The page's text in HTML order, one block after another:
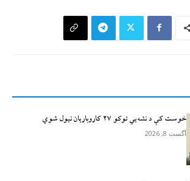
خوست کې د نشه‌يي توکو ۲۷ کاروباریان نیول شوي
آگست 8, 2026